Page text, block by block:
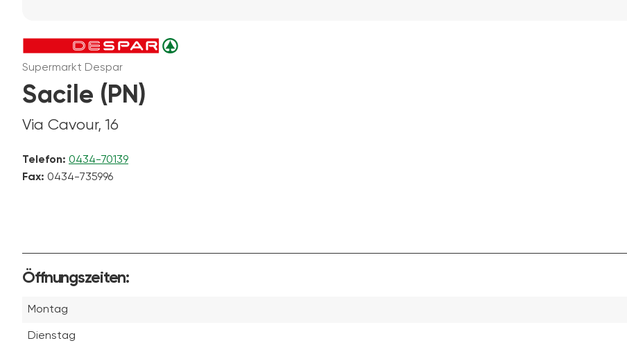
Supermarkt Despar
Sacile (PN)
Via Cavour, 16
Telefon: 0434-70139
Fax: 0434-735996
Öffnungszeiten:
Montag
Dienstag